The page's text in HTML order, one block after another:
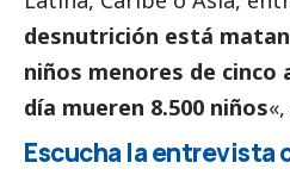
desnutrición está
niños menores de cinco
día mueren 8.500 niños
Escucha la entrevista